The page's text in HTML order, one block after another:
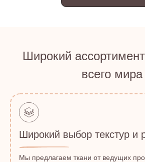
Широкий
всего мира
Широкий выбор текстур и
Мы предлагаем ткани от ведущих